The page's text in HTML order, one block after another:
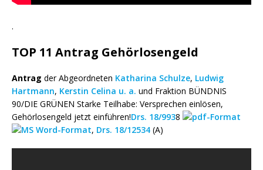
.
TOP 11 Antrag Gehörlosengeld
Antrag der Abgeordneten Katharina Schulze, Ludwig
Hartmann, Kerstin Celina u. a. und Fraktion BÜNDNIS
90/DIE GRÜNEN Starke Teilhabe: Versprechen einlösen,
Gehörlosengeld jetzt einführen!Drs. 18/9938
, Drs. 18/12534 (A)